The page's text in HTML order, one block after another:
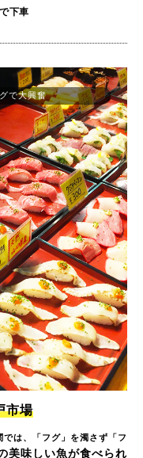
で下車
で大興奮
市場
では、「フグ」を濁さず「フ
美味しい魚が食べられ